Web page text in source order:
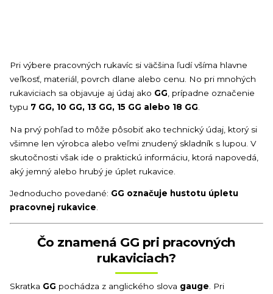
Pri výbere pracovných rukavíc si väčšina ľudí všíma hlavne
veľkosť, materiál, povrch dlane alebo cenu. No pri mnohých
rukaviciach sa objavuje aj údaj ako GG, prípadne označenie
typu 7 GG, 10 GG, 13 GG, 15 GG alebo 18 GG.
Na prvý pohľad to môže pôsobiť ako technický údaj, ktorý si
všimne len výrobca alebo veľmi znudený skladník s lupou. V
skutočnosti však ide o praktickú informáciu, ktorá napovedá,
aký jemný alebo hrubý je úplet rukavice.
Jednoducho povedané: GG označuje hustotu úpletu
pracovnej rukavice.
Čo znamená GG pri pracovných
rukaviciach?
Skratka GG pochádza z anglického slova gauge . Pri